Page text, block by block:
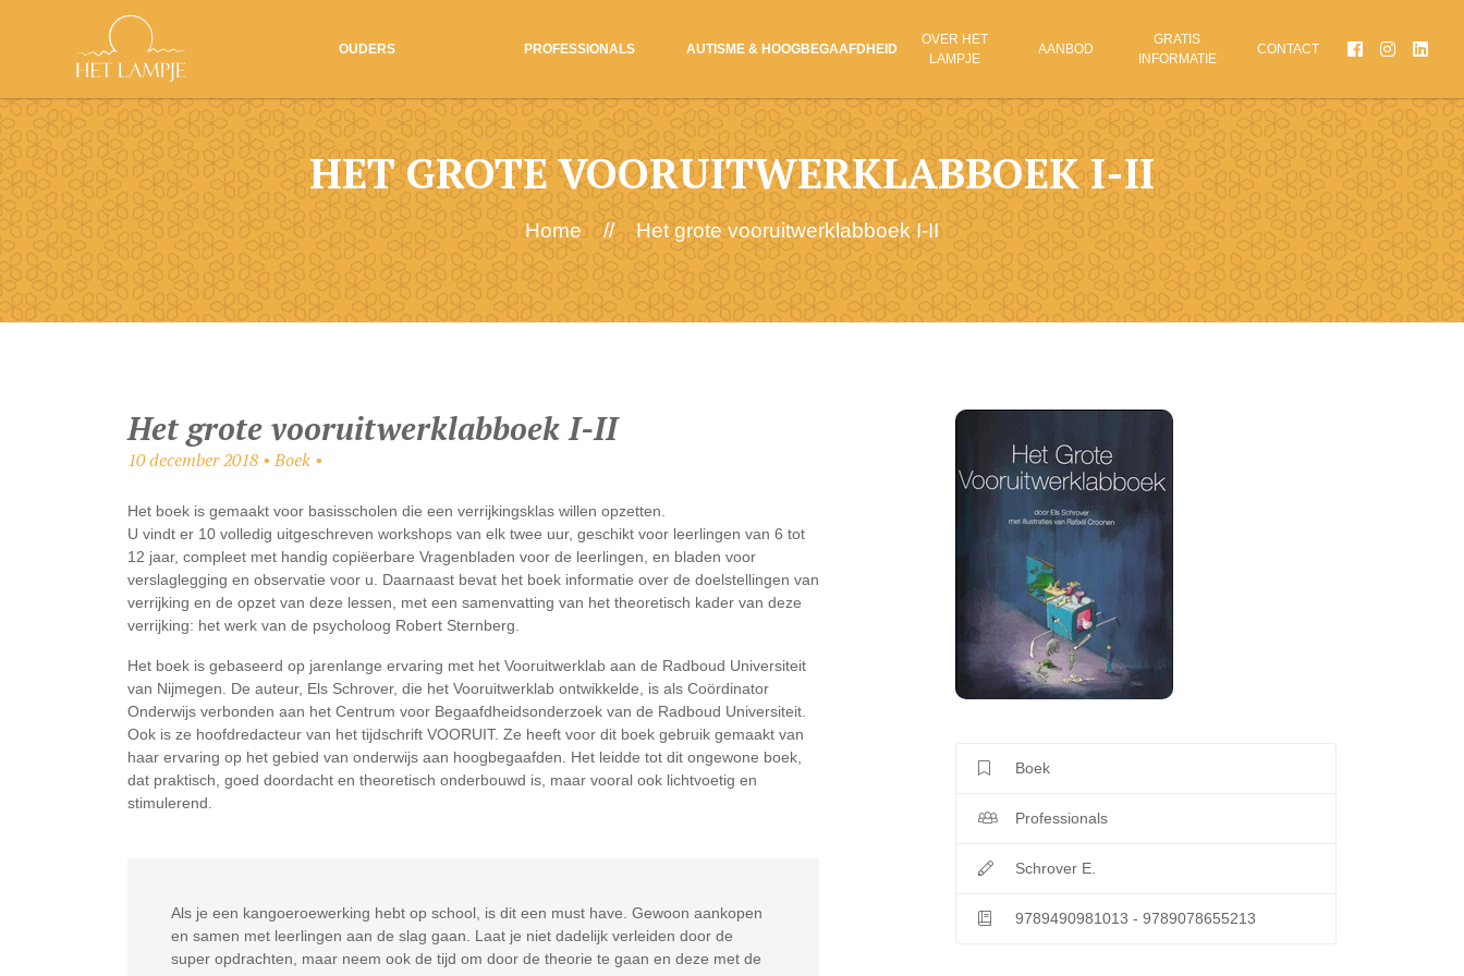
OUDERS PROFESSIONALS AUTISME & HOOGBEGAAFDHEID
OVER HET
LAMPJE
AANBOD
GRATIS
INFORMATIE
CONTACT
HET GROTE VOORUITWERKLABBOEK I-II
Home // Het grote vooruitwerklabboek I-II
Het grote vooruitwerklabboek I-II
10 december 2018 • Boek •
Het boek is gemaakt voor basisscholen die een verrijkingsklas willen opzetten.
U vindt er 10 volledig uitgeschreven workshops van elk twee uur, geschikt voor leerlingen van 6 tot
12 jaar, compleet met handig copiëerbare Vragenbladen voor de leerlingen, en bladen voor
verslaglegging en observatie voor u. Daarnaast bevat het boek informatie over de doelstellingen van
verrijking en de opzet van deze lessen, met een samenvatting van het theoretisch kader van deze
verrijking: het werk van de psycholoog Robert Sternberg.
Het boek is gebaseerd op jarenlange ervaring met het Vooruitwerklab aan de Radboud Universiteit
van Nijmegen. De auteur, Els Schrover, die het Vooruitwerklab ontwikkelde, is als Coördinator
Onderwijs verbonden aan het Centrum voor Begaafdheidsonderzoek van de Radboud Universiteit.
Ook is ze hoofdredacteur van het tijdschrift VOORUIT. Ze heeft voor dit boek gebruik gemaakt van
haar ervaring op het gebied van onderwijs aan hoogbegaafden. Het leidde tot dit ongewone boek,
dat praktisch, goed doordacht en theoretisch onderbouwd is, maar vooral ook lichtvoetig en
stimulerend.
Als je een kangoeroewerking hebt op school, is dit een must have. Gewoon aankopen
en samen met leerlingen aan de slag gaan. Laat je niet dadelijk verleiden door de
super opdrachten, maar neem ook de tijd om door de theorie te gaan en deze met de
Boek
Professionals
Schrover E.
9789490981013 - 9789078655213